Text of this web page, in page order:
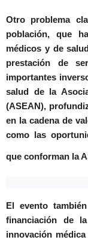
Otro problema
población, que
médicos y de
prestación de
importantes
salud de la
(ASEAN),
en la cadena de
como las
que conforman la
El evento
financiación de
innovación